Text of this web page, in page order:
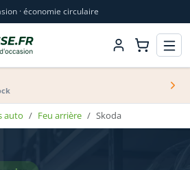
· économie circulaire
auto Feu arrière Skoda